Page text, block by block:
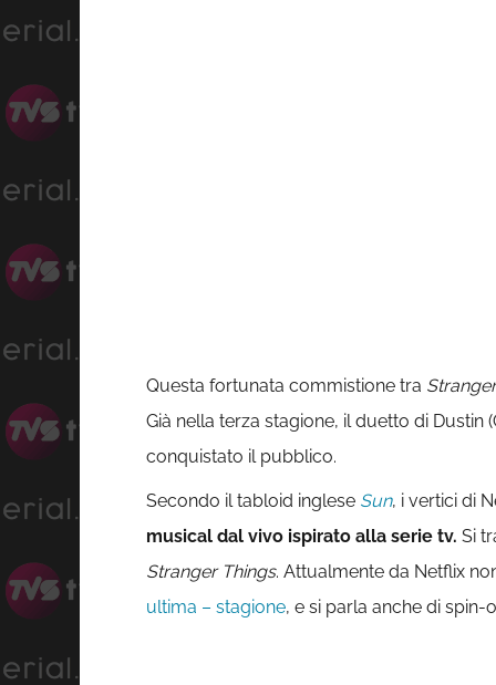
Questa fortunata commistione tra
Già nella terza stagione, il duetto di Dustin
conquistato il pubblico.
Secondo il tabloid inglese Sun, i vertici di
musical dal vivo ispirato alla serie tv. Si
Stranger Things. Attualmente da Netflix
ultima – stagione, e si parla anche di spin-